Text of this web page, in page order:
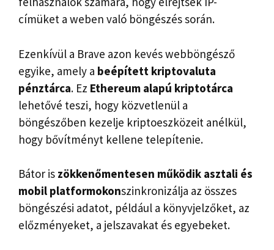
címüket a weben való böngészés során.
Ezenkívül a Brave azon kevés webböngésző
egyike, amely a beépített kriptovaluta
pénztárca. Ez Ethereum alapú kriptotárca
lehetővé teszi, hogy közvetlenül a
böngészőben kezelje kriptoeszközeit anélkül,
hogy bővítményt kellene telepítenie.
Bátor is zökkenőmentesen működik asztali és
mobil platformokonszinkronizálja az összes
böngészési adatot, például a könyvjelzőket, az
előzményeket, a jelszavakat és egyebeket.